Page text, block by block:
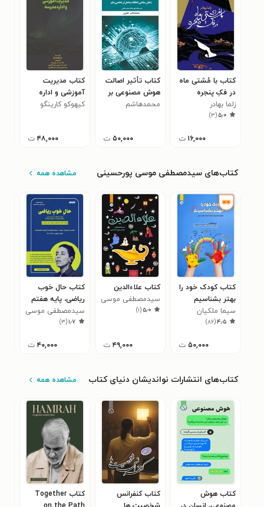
کتاب با مُشتی ماه
در فکِ پنجره
زلما بهادر
۵٫۰(۳)
۱۶,۰۰۰ ت
کتاب ﺗﺄﺛﯿﺮ اﺻﺎﻟﺖ
ﻫﻮش ﻣﺼﻨﻮﻋﯽ ﺑﺮ
ﺗﻌﺎﻣﻞ ﻣﺸﺘﺮی ﺑﺎ
ﺷﺨﺼﯽﺳﺎزی
محمدهاشم
۵۰,۰۰۰ ت
کتاب مدیریت
آموزشی و اداره
مدرسه
کیهوکو کارینگو
۴۸,۰۰۰ ت
کتاب‌های سیدمصطفی موسی پورحسینی مشاهده همه
کتاب کودک خود را
بهتر بشناسیم
سیما ملکیان
۴٫۵(۸۶)
۵۰,۰۰۰ ت
کتاب علاءالدین
سیدمصطفی موسی
پورحسینی
۵٫۰(۱)
۴۹,۰۰۰ ت
کتاب حال خوب
ریاضی، پایه هفتم
(کتاب کار)
سیدمصطفی موسی
پورحسینی
۱٫۷(۳)
۴۰,۰۰۰ ت
کتاب‌های انتشارات نواندیشان دنیای کتاب مشاهده همه
کتاب هوش
کتاب کنفرانس
کتاب Together